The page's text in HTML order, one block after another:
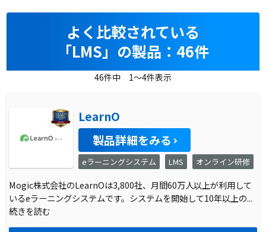
よく比較されている
「LMS」の製品：46件
46件中 1～4件表示
LearnO
製品詳細をみる
eラーニングシステム LMS オンライン研修
Mogic株式会社のLearnOは3,800社、月間60万人以上が利用して
いるeラーニングシステムです。システムを開始して10年以上の...
続きを読む